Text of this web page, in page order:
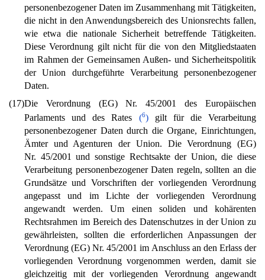
personenbezogener Daten im Zusammenhang mit Tätigkeiten,
die nicht in den Anwendungsbereich des Unionsrechts fallen,
wie etwa die nationale Sicherheit betreffende Tätigkeiten.
Diese Verordnung gilt nicht für die von den Mitgliedstaaten
im Rahmen der Gemeinsamen Außen- und Sicherheitspolitik
der Union durchgeführte Verarbeitung personenbezogener
Daten.
(17)Die Verordnung (EG) Nr. 45/2001 des Europäischen
Parlaments und des Rates (6)gilt für die Verarbeitung
personenbezogener Daten durch die Organe, Einrichtungen,
Ämter und Agenturen der Union. Die Verordnung (EG)
Nr. 45/2001 und sonstige Rechtsakte der Union, die diese
Verarbeitung personenbezogener Daten regeln, sollten an die
Grundsätze und Vorschriften der vorliegenden Verordnung
angepasst und im Lichte der vorliegenden Verordnung
angewandt werden. Um einen soliden und kohärenten
Rechtsrahmen im Bereich des Datenschutzes in der Union zu
gewährleisten, sollten die erforderlichen Anpassungen der
Verordnung (EG) Nr. 45/2001 im Anschluss an den Erlass der
vorliegenden Verordnung vorgenommen werden, damit sie
gleichzeitig mit der vorliegenden Verordnung angewandt